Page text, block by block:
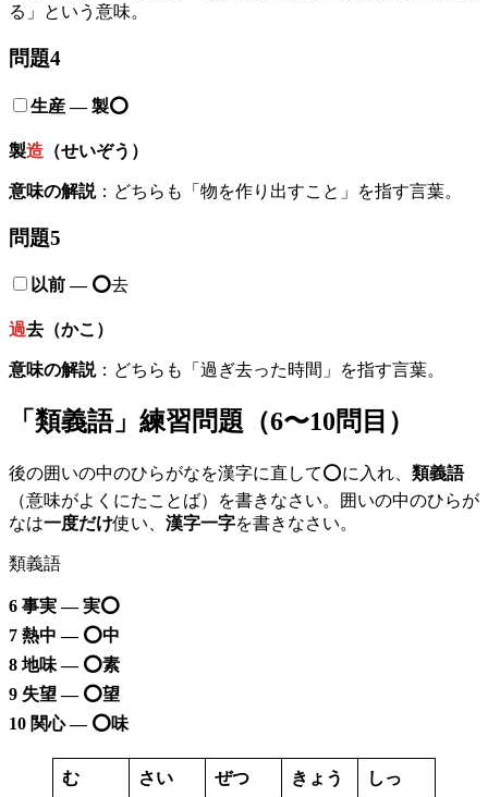
る」という意味。
問題4
生産—製⭕️
製造 （せいぞう）
意味の解説：どちらも「物を作り出すこと」を指す言葉。
問題5
以前— ⭕️去
過去（かこ）
意味の解説：どちらも「過ぎ去った時間」を指す言葉。
「類義語」練習問題（6〜10問目）
後の囲いの中のひらがなを漢字に直して⭕️に入れ、 類義語
（意味がよくにたことば）を書きなさい。囲いの中のひらが
なは一度だけ使い、 漢字一字を書きなさい。
類義語
6 事実 — 実⭕️
7 熱中 — ⭕️中
8 地味 — ⭕️素
9 失望 — ⭕️望
10 関心 — ⭕️味
む さい ぜつ きょう しっ